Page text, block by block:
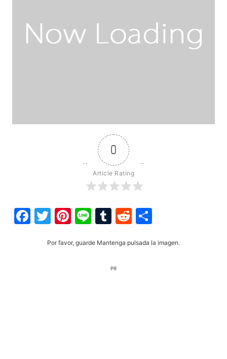
0
Article Rating
Facebook
Twitter
Pinterest
LineTumblr
Reddit
Por favor, guarde Mantenga pulsada la imagen.
PR